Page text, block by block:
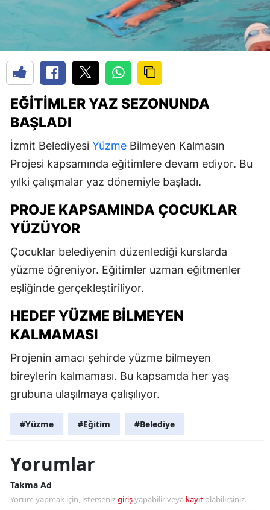
EĞITIMLER YAZ SEZONUNDA
BAŞLADI
İzmit Belediyesi Yüzme Bilmeyen Kalmasın
Projesi kapsamında eğitimlere devam ediyor. Bu
yılki çalışmalar yaz dönemiyle başladı.
PROJE KAPSAMINDA ÇOCUKLAR
YÜZÜYOR
Çocuklar belediyenin düzenlediği kurslarda
yüzme öğreniyor. Eğitimler uzman eğitmenler
eşliğinde gerçekleştiriliyor.
HEDEF YÜZME BILMEYEN
KALMAMASI
Projenin amacı şehirde yüzme bilmeyen
bireylerin kalmaması. Bu kapsamda her yaş
grubuna ulaşılmaya çalışılıyor.
#Yüzme #Eğitim #Belediye
Yorumlar
Takma Ad
Yorum yapmak için, istersenizgirişyapabilir veya kayıt olabilirsiniz.